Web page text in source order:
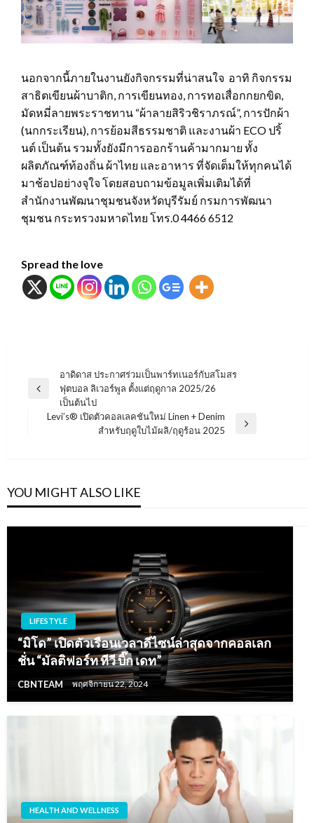
นอกจากนี้ภายในงานยังกิจกรรมที่น่าสนใจ อาทิ กิจกรรม
สาธิตเขียนผ้าบาติก, การเขียนทอง, การทอเสื่อกกยกขิด,
มัดหมี่ลายพระราชทาน “ผ้าลายสิริวชิราภรณ์”, การปักผ้า
(นกกระเรียน), การย้อมสีธรรมชาติ และงานผ้า ECO ปริ้
นต์ เป็นต้น รวมทั้งยังมีการออกร้านค้ามากมาย ทั้ง
ผลิตภัณฑ์ท้องถิ่น ผ้าไทย และอาหาร ที่จัดเต็มให้ทุกคนได้
มาช้อปอย่างจุใจ โดยสอบถามข้อมูลเพิ่มเติมได้ที่
สำนักงานพัฒนาชุมชนจังหวัดบุรีรัมย์ กรมการพัฒนา
ชุมชน กระทรวงมหาดไทย โทร.0 4466 6512
Spread the love
แนะแนว
เรื่อง
Previous
อาดิดาส ประกาศร่วมเป็นพาร์ทเนอร์กับสโมสร
ฟุตบอล ลิเวอร์พูล ตั้งแต่ฤดูกาล 2025/26
เป็นต้นไป
Levi’s® เปิดตัวคอลเลคชันใหม่ Linen + Denim
สำหรับฤดูใบไม้ผลิ/ฤดูร้อน 2025
YOU MIGHT ALSO LIKE
LIFESTYLE
“มิโด” เปิดตัวเรือนเวลาดีไซน์ล่าสุดจากคอลเลก
ชั่น “มัลติฟอร์ท ทีวี บิ๊ก เดท”
CBNTEAM พฤศจิกายน 22, 2024
HEALTH AND WELLNESS